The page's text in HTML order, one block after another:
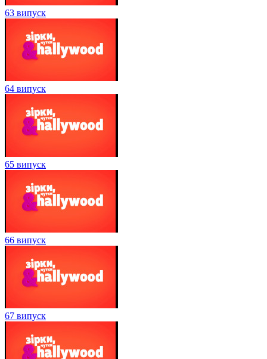
63 випуск
64 випуск
65 випуск
66 випуск
67 випуск